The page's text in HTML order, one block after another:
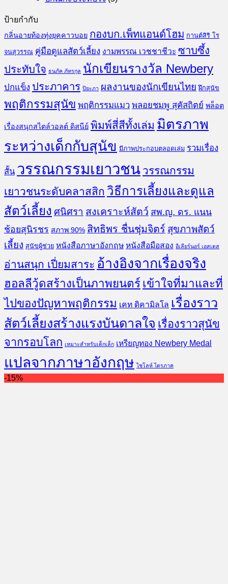
ป้ายกำกับ
กลิ่นอายท้องทุ่งยุคคาวบอย กองบก.เพ็ทแอนด์โฮม กานต์สิริ โร
จนสุวรรณ คู่มือดูแลสัตว์เลี้ยง งามพรรณ เวชชาชีวะ ซาบซึ้ง
ประทับใจ ธนภัค ภัทรกุล นักเขียนรางวัล Newbery
ปกแข็ง ประภาคาร ปิยะภา ผลงานของนักเขียนไทย ฝึกสุนัข
พฤติกรรมสุนัข พฤติกรรมแมว พลอยชมพู สุคัสถิตย์ พล็อต
เรื่องสนุกสไตล์วอลต์ ดิสนีย์ พิมพ์สี่สีทั้งเล่ม มิตรภาพ
ระหว่างเด็กกับสุนัข มีภาพประกอบตลอดเล่ม รวมเรื่อง
สั้น วรรณกรรมเยาวชน วรรณกรรม
เยาวชนระดับคลาสสิก วิธีการเลี้ยงและดูแล
สัตว์เลี้ยง ศนิศรา สงเคราะห์สัตว์ สพ.ญ. ดร. แนน
ช้อยสุนิรชร สภาพ 90% สิทธิพร ชื่นชุ่มจิตร์ สุขภาพสัตว์
เลี้ยง สุนัขผู้ช่วย หนังสือภาษาอังกฤษ หนังสือมือสอง อีเลียร์นอร์ เอสเตส
อ่านสนุก เปี่ยมสาระ อ้างอิงจากเรื่องจริง
ฮอลลีวู้ดสร้างเป็นภาพยนตร์ เข้าใจที่มาและที่
ไปของปัญหาพฤติกรรม เคท ดิคามิลโล เรื่องราว
สัตว์เลี้ยงสร้างแรงบันดาลใจ เรื่องราวสุนัข
จากรอบโลก เหมาะสำหรับเด็กเล็ก เหรียญทอง Newbery Medal
แปลจากภาษาอังกฤษ ไชโลห์ ไตรภาค
-15%